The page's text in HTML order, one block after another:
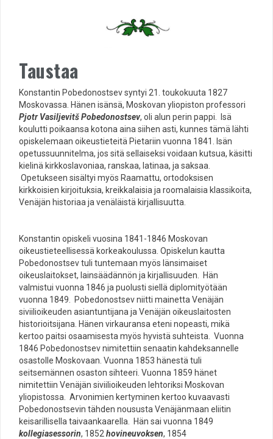
Taustaa
Konstantin Pobedonostsev syntyi 21. toukokuuta 1827
Moskovassa. Hänen isänsä, Moskovan yliopiston professori
Pjotr Vasiljevitš Pobedonostsev, oli alun perin pappi. Isä
koulutti poikaansa kotona aina siihen asti, kunnes tämä lähti
opiskelemaan oikeustieteitä Pietariin vuonna 1841. Isän
opetussuunnitelma, jos sitä sellaiseksi voidaan kutsua, käsitti
kielinä kirkkoslavoniaa, ranskaa, latinaa, ja saksaa.
Opetukseen sisältyi myös Raamattu, ortodoksisen
kirkkoisien kirjoituksia, kreikkalaisia ​​ja roomalaisia ​​klassikoita,
Venäjän historiaa ja venäläistä kirjallisuutta.
Konstantin opiskeli vuosina 1841-1846 Moskovan
oikeustieteellisessä korkeakoulussa. Opiskelun kautta
Pobedonostsev tuli tuntemaan myös länsimaiset
oikeuslaitokset, lainsäädännön ja kirjallisuuden. Hän
valmistui vuonna 1846 ja puolusti siellä diplomityötään
vuonna 1849. Pobedonostsev niitti mainetta Venäjän
siviilioikeuden asiantuntijana ja Venäjän oikeuslaitosten
historioitsijana. Hänen virkauransa eteni nopeasti, mikä
kertoo paitsi osaamisesta myös hyvistä suhteista. Vuonna
1846 Pobedonostsev nimitettiin senaatin kahdeksannelle
osastolle Moskovaan. Vuonna 1853 hänestä tuli
seitsemännen osaston sihteeri. Vuonna 1859 hänet
nimitettiin Venäjän siviilioikeuden lehtoriksi Moskovan
yliopistossa. Arvonimien kertyminen kertoo kuvaavasti
Pobedonostsevin tähden noususta Venäjänmaan eliitin
keisarillisella taivaankaarella. Hän sai vuonna 1849
kollegiasessorin, 1852 hovineuvoksen, 1854